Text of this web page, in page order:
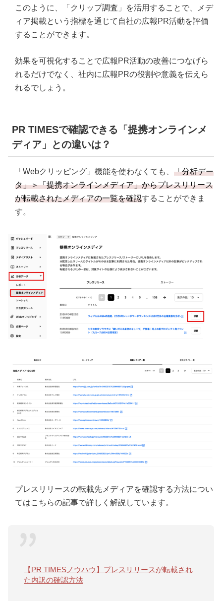
このように、「クリップ調査」を活用することで、メデ
ィア掲載という指標を通じて自社の広報PR活動を評価
することができます。
効果を可視化することで広報PR活動の改善につなげら
れるだけでなく、社内に広報PRの役割や意義を伝えら
れるでしょう。
PR TIMESで確認できる「提携オンラインメ
ディア」との違いは？
「Webクリッピング」機能を使わなくても、 「分析デー
タ」＞「提携オンラインメディア」からプレスリリース
が転載されたメディアの一覧を確認することができま
す。
プレスリリースの転載先メディアを確認する方法につい
てはこちらの記事で詳しく解説しています。
【PR TIMESノウハウ】プレスリリースが転載され
た内訳の確認方法